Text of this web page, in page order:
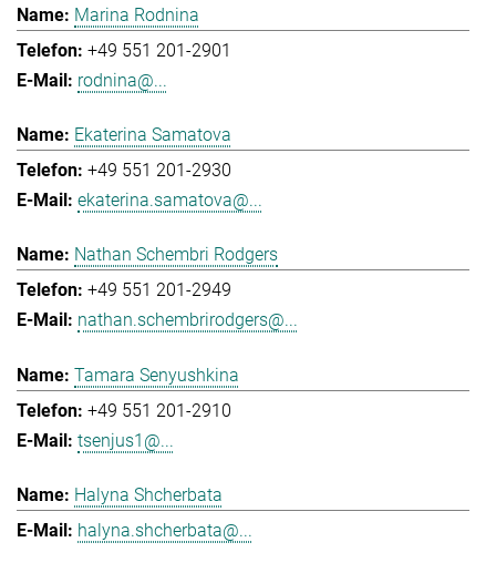
Marina Rodnina
+49 551 201-2901
rodnina@...
Ekaterina Samatova
+49 551 201-2930
ekaterina.samatova@...
Nathan Schembri Rodgers
+49 551 201-2949
nathan.schembrirodgers@...
Tamara Senyushkina
+49 551 201-2910
tsenjus1@...
Halyna Shcherbata
halyna.shcherbata@...